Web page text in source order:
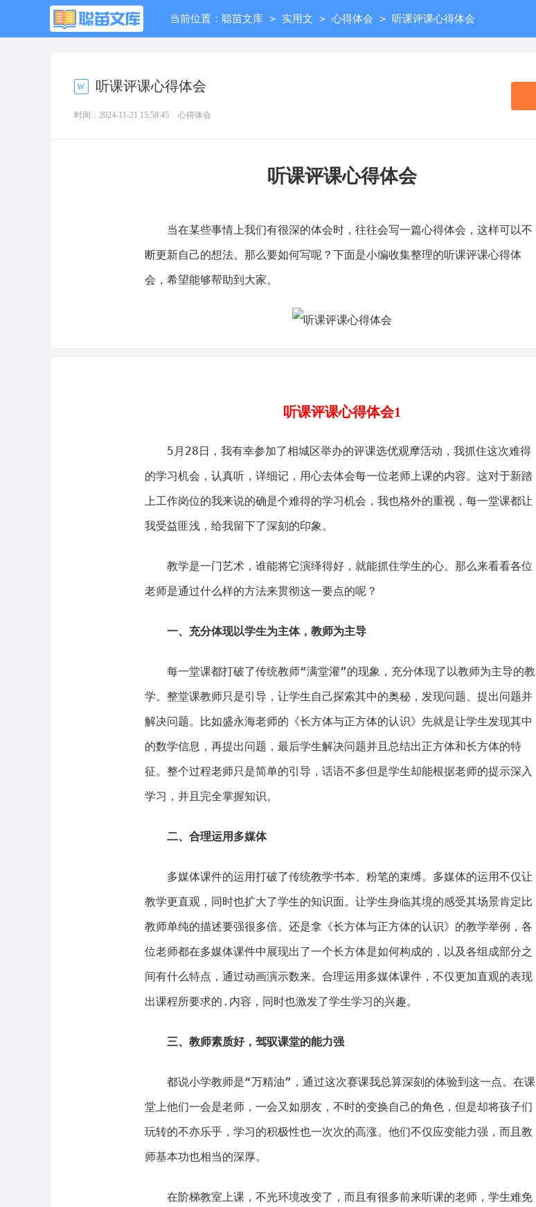
当前位置： 聪苗文库 > 实用文 > 心得体会 > 听课评课心得体会
听课评课心得体会
时间：2024-11-21 15:58:45 心得体会
听课评课心得体会
当在某些事情上我们有很深的体会时，往往会写一篇心得体会，这样可以不
断更新自己的想法。那么要如何写呢？下面是小编收集整理的听课评课心得体
会，希望能够帮助到大家。
听课评课心得体会1
5月28日，我有幸参加了相城区举办的评课选优观摩活动，我抓住这次难得
的学习机会，认真听，详细记，用心去体会每一位老师上课的内容。这对于新踏
上工作岗位的我来说的确是个难得的学习机会，我也格外的重视，每一堂课都让
我受益匪浅，给我留下了深刻的印象。
教学是一门艺术，谁能将它演绎得好，就能抓住学生的心。那么来看看各位
老师是通过什么样的方法来贯彻这一要点的呢？
一、充分体现以学生为主体，教师为主导
每一堂课都打破了传统教师“满堂灌”的现象，充分体现了以教师为主导的教
学。整堂课教师只是引导，让学生自己探索其中的奥秘，发现问题、提出问题并
解决问题。比如盛永海老师的《长方体与正方体的认识》先就是让学生发现其中
的数学信息，再提出问题，最后学生解决问题并且总结出正方体和长方体的特
征。整个过程老师只是简单的引导，话语不多但是学生却能根据老师的提示深入
学习，并且完全掌握知识。
二、合理运用多媒体
多媒体课件的运用打破了传统教学书本、粉笔的束缚。多媒体的运用不仅让
教学更直观，同时也扩大了学生的知识面。让学生身临其境的感受其场景肯定比
教师单纯的描述要强很多倍。还是拿《长方体与正方体的认识》的教学举例，各
位老师都在多媒体课件中展现出了一个长方体是如何构成的，以及各组成部分之
间有什么特点，通过动画演示数来。合理运用多媒体课件，不仅更加直观的表现
出课程所要求的.内容，同时也激发了学生学习的兴趣。
三、教师素质好，驾驭课堂的能力强
都说小学教师是“万精油”，通过这次赛课我总算深刻的体验到这一点。在课
堂上他们一会是老师，一会又如朋友，不时的变换自己的角色，但是却将孩子们
玩转的不亦乐乎，学习的积极性也一次次的高涨。他们不仅应变能力强，而且教
师基本功也相当的深厚。
在阶梯教室上课，不光环境改变了，而且有很多前来听课的老师，学生难免